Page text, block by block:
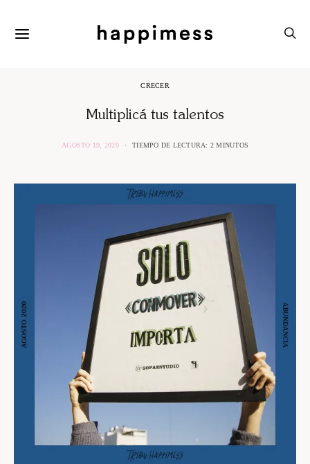
CRECER
Multiplicá tus talentos
AGOSTO 19, 2020 TIEMPO DE LECTURA: 2 MINUTOS